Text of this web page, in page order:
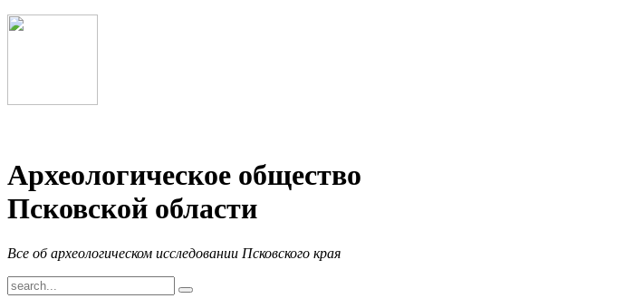
Археологическое общество
Псковской области
Все об археологическом исследовании Псковского края